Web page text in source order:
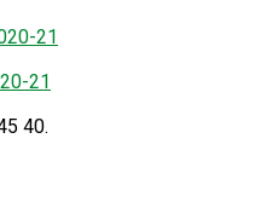
21
21
40.